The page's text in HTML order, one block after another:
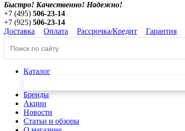
Быстро! Качественно! Надежно!
+7 (495) 506-23-14
+7 (925) 506-23-14
Доставка
Оплата Рассрочка/Кредит Гарантия
Каталог
Бренды
Акции
Новости
Статьи и обзоры